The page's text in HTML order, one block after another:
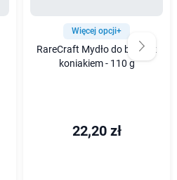
Więcej opcji+
RareCraft Mydło do brody z
koniakiem - 110 g
22,20 zł